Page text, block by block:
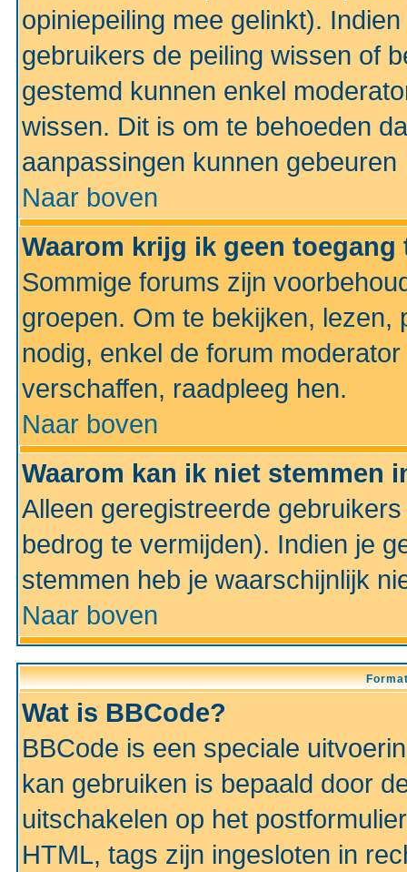
opiniepeiling mee gelinkt).
gebruikers de peiling wissen of
gestemd kunnen enkel
wissen. Dit is om te behoeden
aanpassingen kunnen gebeuren
Naar boven
Waarom krijg ik geen
Sommige forums zijn
groepen. Om te bekijken, lezen,
nodig, enkel de forum
verschaffen, raadpleeg hen.
Naar boven
Waarom kan ik niet stemmen
Alleen geregistreerde
bedrog te vermijden). Indien je
stemmen heb je waarschijnlijk
Naar boven
Wat is BBCode?
BBCode is een speciale
kan gebruiken is bepaald door
uitschakelen op het
HTML, tags zijn ingesloten in